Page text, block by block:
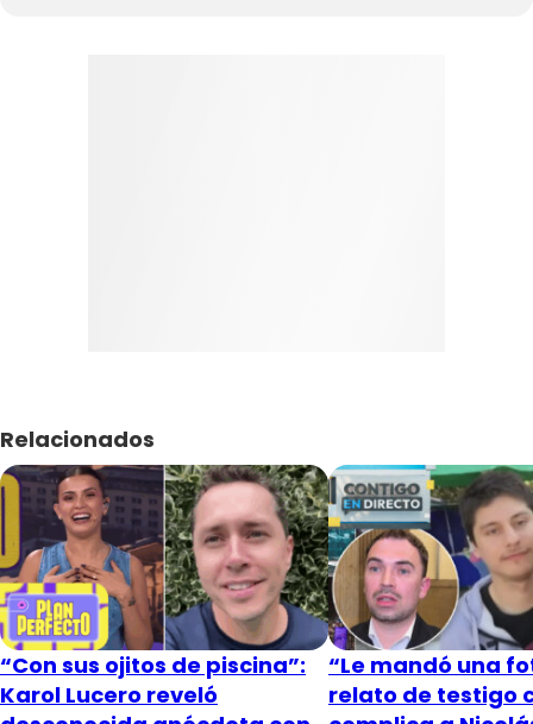
Relacionados
“Con sus ojitos de piscina”:
Karol Lucero reveló
“Le mandó una
relato de testigo